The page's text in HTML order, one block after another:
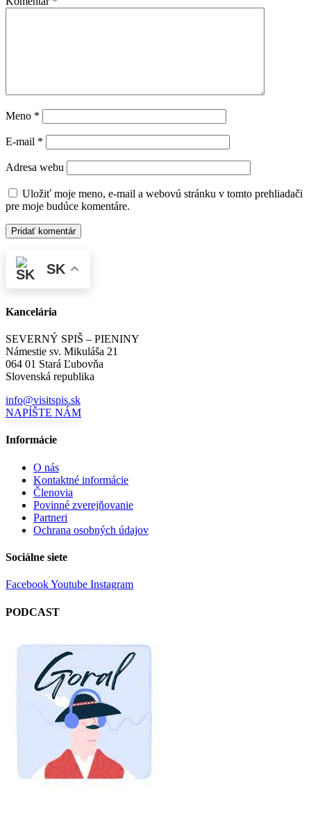
Meno *
E-mail *
Adresa webu
Uložiť moje meno, e-mail a webovú stránku v tomto prehliadači
pre moje budúce komentáre.
SK
Kancelária
SEVERNÝ SPIŠ – PIENINY
Námestie sv. Mikuláša 21
064 01 Stará Ľubovňa
Slovenská republika
info@visitspis.sk
NAPÍŠTE NÁM
Informácie
O nás
Kontaktné informácie
Členovia
Povinné zverejňovanie
Partneri
Ochrana osobných údajov
Sociálne siete
FacebookYoutube Instagram
PODCAST